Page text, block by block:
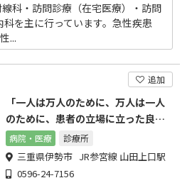
線科・訪問診療（在宅医療）・訪問
を主に行っています。急性疾患
...
追加
「一人は万人のために、万人は一人
のために、患者の立場に立った良い
医療」を旨として活動中です
病院・医療 診療所
三重県伊勢市 JR参宮線 山田上口駅
0596-24-7156